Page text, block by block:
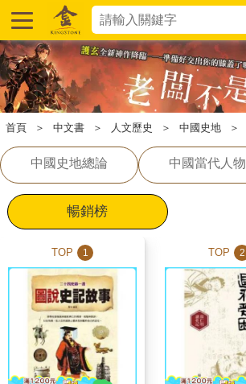
首頁 ＞ 中文書 ＞ 人文歷史 ＞ 中國史地 ＞
中國史地總論 中國當代人物
暢銷榜
TOP 1 TOP 2